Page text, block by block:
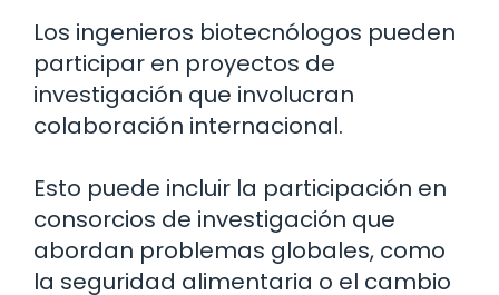
Los ingenieros biotecnólogos pueden
participar en proyectos de
investigación que involucran
colaboración internacional.
Esto puede incluir la participación en
consorcios de investigación que
abordan problemas globales, como
la seguridad alimentaria o el cambio